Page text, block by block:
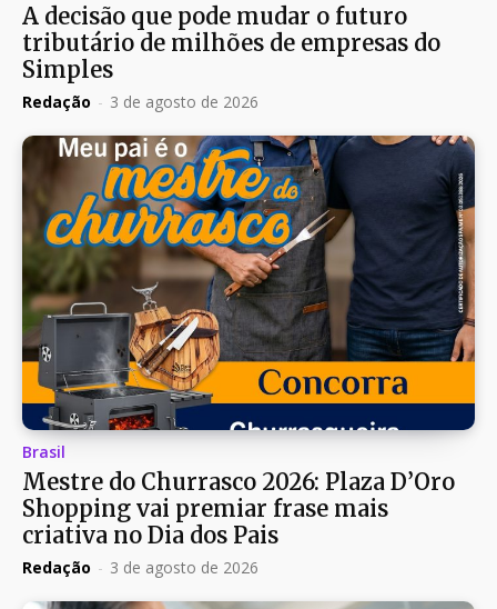
A decisão que pode mudar o futuro
tributário de milhões de empresas do
Simples
Redação - 3 de agosto de 2026
Brasil
Mestre do Churrasco 2026: Plaza D’Oro
Shopping vai premiar frase mais
criativa no Dia dos Pais
Redação - 3 de agosto de 2026